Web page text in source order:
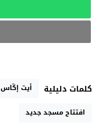
كلمات دليلية أيت إڭاس
افتتاح مسجد جديد